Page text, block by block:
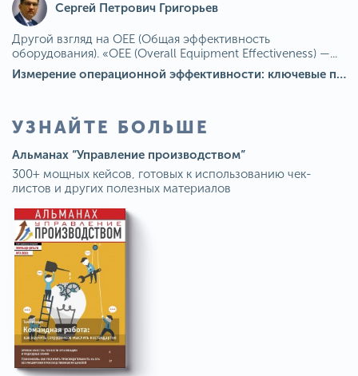
Сергей Петрович Григорьев
Другой взгляд на OEE (Общая эффективность
оборудования). «OEE (Overall Equipment Effectiveness) —...
Измерение операционной эффективности: ключевые показатели для непрерывного совершенствования
УЗНАЙТЕ БОЛЬШЕ
Альманах “Управление производством”
300+ мощных кейсов, готовых к использованию чек-
листов и других полезных материалов